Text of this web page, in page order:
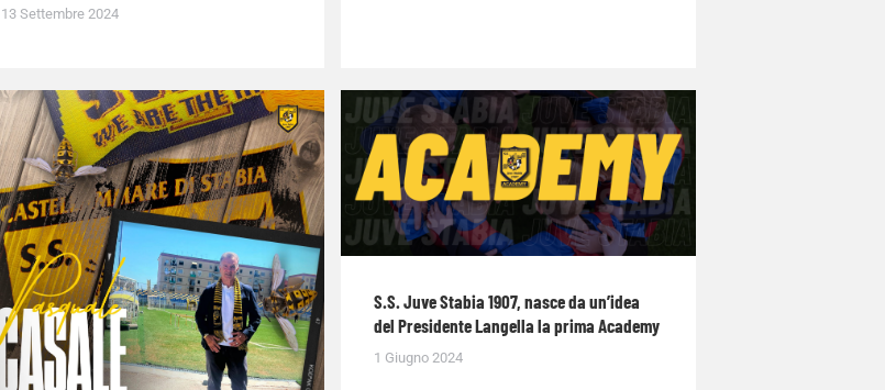
13 Settembre 2024
S.S. Juve Stabia 1907, nasce da un’idea
del Presidente Langella la prima Academy
1 Giugno 2024